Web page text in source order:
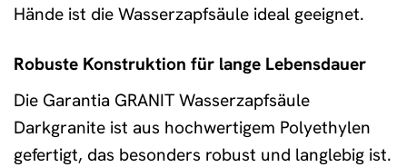
Hände ist die Wasserzapfsäule ideal geeignet.
Robuste Konstruktion für lange Lebensdauer
Die Garantia GRANIT Wasserzapfsäule
Darkgranite ist aus hochwertigem Polyethylen
gefertigt, das besonders robust und langlebig ist.